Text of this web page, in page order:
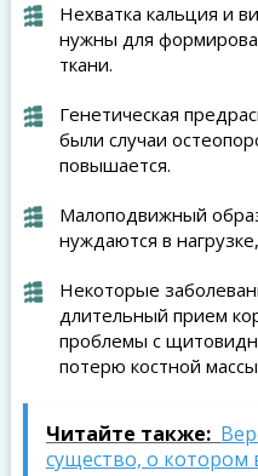
Нехватка кальция и
нужны для
ткани.
Генетическая
были случаи
повышается.
Малоподвижный
нуждаются в
Некоторые
длительный прием
проблемы с
потерю костной
Читайте также:
существо, о котором